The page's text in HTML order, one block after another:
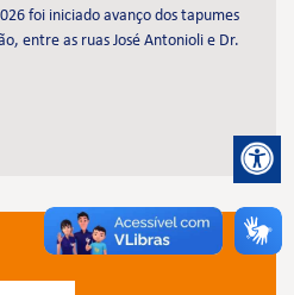
foi iniciado avanço dos tapumes
entre as ruas José Antonioli e Dr.